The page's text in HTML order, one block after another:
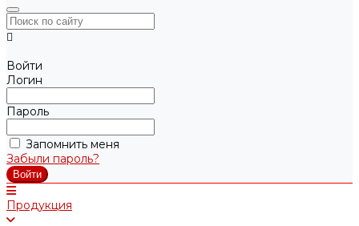
Войти
Логин
Пароль
Запомнить меня
Забыли пароль?
Продукция